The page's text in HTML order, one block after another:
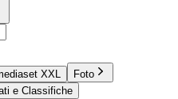
XXL
Foto
e Classifiche